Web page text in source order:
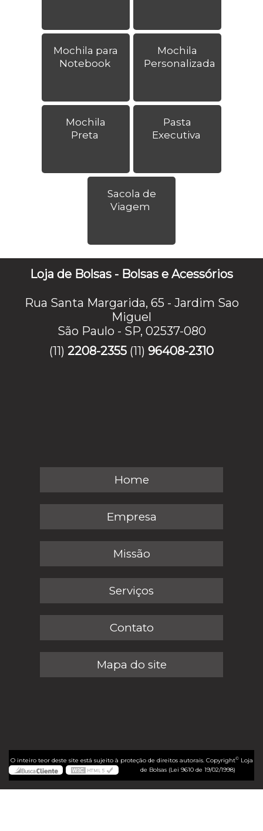
Mochila para
Notebook
Mochila
Personalizada
Mochila
Preta
Pasta
Executiva
Sacola de
Viagem
Loja de Bolsas - Bolsas e Acessórios
Rua Santa Margarida, 65 - Jardim Sao
Miguel
São Paulo - SP, 02537-080
(11) 2208-2355 (11) 96408-2310
Home
Empresa
Missão
Serviços
Contato
Mapa do site
O inteiro teor deste site está sujeito à proteção de direitos autorais. Copyright©Loja
de Bolsas (Lei 9610 de 19/02/1998)